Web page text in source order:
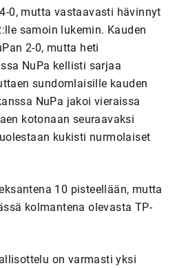
0, mutta vastaavasti hävinnyt
samoin lukemin. Kauden
2-0, mutta heti
NuPa kellisti sarjaa
sundomlaisille kauden
NuPa jakoi vieraissa
kotonaan seuraavaksi
kukisti nurmolaiset
10 pisteellään, mutta
kolmantena olevasta TP-
on varmasti yksi